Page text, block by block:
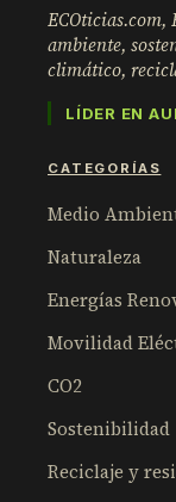
ECOticias.com,
ambiente,
climático,
LÍDER EN
CATEGORÍAS
Medio
Naturaleza
Energías
Movilidad
CO2
Sostenibilidad
Reciclaje y